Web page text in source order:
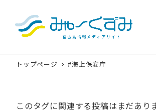
トップページ #海上保安庁
このタグに関連する投稿はまだあり